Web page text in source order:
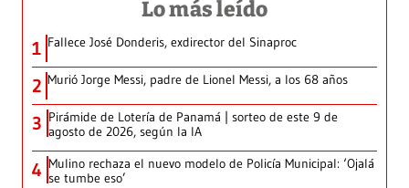
Lo más leído
1 Fallece José Donderis, exdirector del Sinaproc
2 Murió Jorge Messi, padre de Lionel Messi, a los 68 años
3 Pirámide de Lotería de Panamá | sorteo de este 9 de
agosto de 2026, según la IA
4 Mulino rechaza el nuevo modelo de Policía Municipal: ‘Ojalá
se tumbe eso’